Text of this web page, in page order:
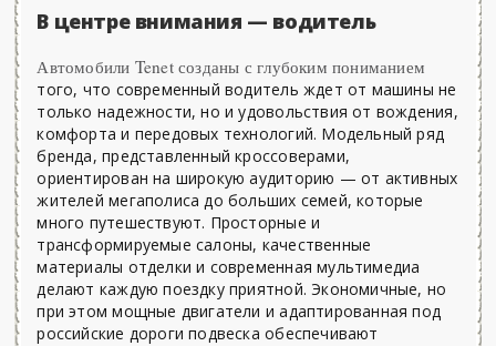
В центре внимания — водитель
Автомобили Tenet созданы с глубоким пониманием
того, что современный водитель ждет от машины не
только надежности, но и удовольствия от вождения,
комфорта и передовых технологий. Модельный ряд
бренда, представленный кроссоверами,
ориентирован на широкую аудиторию — от активных
жителей мегаполиса до больших семей, которые
много путешествуют. Просторные и
трансформируемые салоны, качественные
материалы отделки и современная мультимедиа
делают каждую поездку приятной. Экономичные, но
при этом мощные двигатели и адаптированная под
российские дороги подвеска обеспечивают